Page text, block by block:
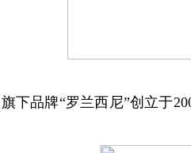
下品牌“罗兰西尼”创立于